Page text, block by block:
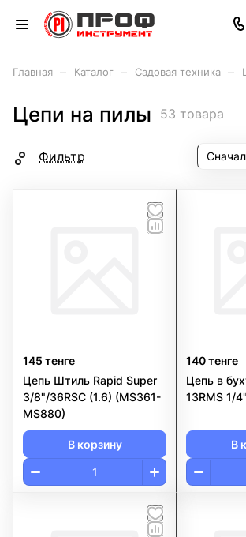
Главная Каталог Садовая техника
Цепи на пилы 53 товара
Фильтр
145 тенге
Цепь Штиль Rapid Super
3/8"/36RSC (1.6) (MS361-
MS880)
В корзину
140 тенге
Цепь в
13RMS 1/
В